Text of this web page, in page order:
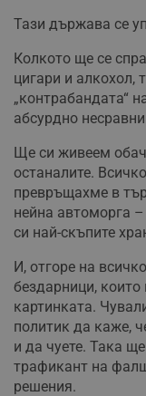
Тази държава се
Колкото ще се
цигари и алкохол,
„контрабандата“
абсурдно
Ще си живеем
останалите.
превръщахме в
нейна автоморга
си най-скъпите
И, отгоре на
бездарници, които
картинката.
политик да каже,
и да чуете. Така
трафикант на
решения.